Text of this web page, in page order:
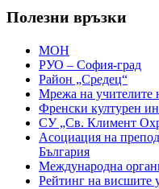
Полезни връзки
МОН
РУО – София-град
Район „Средец“
Мрежа на учителите
Френски културен
СУ „Св. Климент
Асоциация на
България
Международна
Рейтинг на висшите